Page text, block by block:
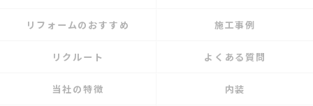
リフォームのおすすめ 施工事例
リクルート よくある質問
当社の特徴 内装